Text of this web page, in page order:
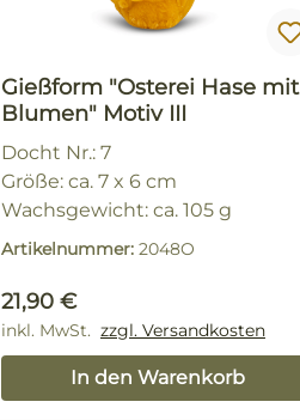
Gießform "Osterei Hase mit
Blumen" Motiv III
Docht Nr.: 7
Größe: ca. 7 x 6 cm
Wachsgewicht: ca. 105 g
Artikelnummer: 2048O
Regulärer Preis:
21,90 €
inkl. MwSt. zzgl. Versandkosten
In den Warenkorb